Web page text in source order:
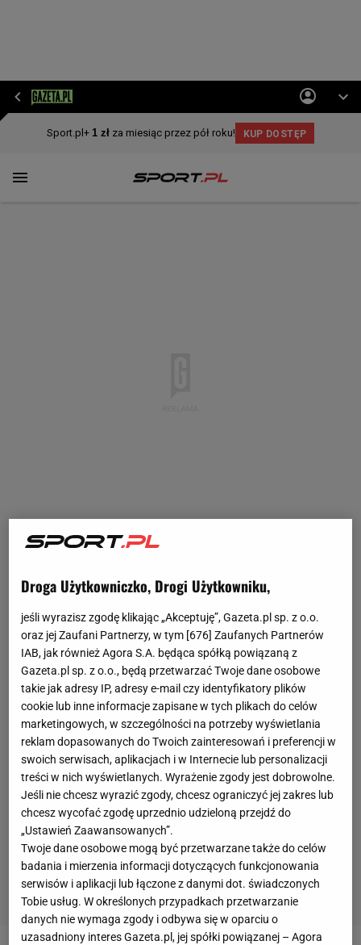
Droga Użytkowniczko, Drogi Użytkowniku,
jeśli wyrazisz zgodę klikając „Akceptuję”, Gazeta.pl sp. z o.o.
oraz jej Zaufani Partnerzy, w tym [676] Zaufanych Partnerów
IAB, jak również Agora S.A. będąca spółką powiązaną z
Gazeta.pl sp. z o.o., będą przetwarzać Twoje dane osobowe
takie jak adresy IP, adresy e-mail czy identyfikatory plików
cookie lub inne informacje zapisane w tych plikach do celów
marketingowych, w szczególności na potrzeby wyświetlania
reklam dopasowanych do Twoich zainteresowań i preferencji w
swoich serwisach, aplikacjach i w Internecie lub personalizacji
treści w nich wyświetlanych. Wyrażenie zgody jest dobrowolne.
Jeśli nie chcesz wyrazić zgody, chcesz ograniczyć jej zakres lub
chcesz wycofać zgodę uprzednio udzieloną przejdź do
„Ustawień Zaawansowanych”.
Twoje dane osobowe mogą być przetwarzane także do celów
badania i mierzenia informacji dotyczących funkcjonowania
serwisów i aplikacji lub łączone z danymi dot. świadczonych
Tobie usług. W określonych przypadkach przetwarzanie
danych nie wymaga zgody i odbywa się w oparciu o
uzasadniony interes Gazeta.pl, jej spółki powiązanej – Agora